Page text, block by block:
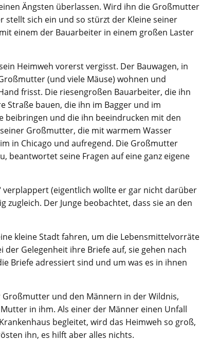
Ängsten überlassen. Wird ihn die Großmutter
sich ein und so stürzt der Kleine seiner
einem der Bauarbeiter in einem großen Laster
Heimweh vorerst vergisst. Der Bauwagen, in
(und viele Mäuse) wohnen und
frisst. Die riesengroßen Bauarbeiter, die ihn
Straße bauen, die ihn im Bagger und im
beibringen und die ihn beeindrucken mit den
Großmutter, die mit warmem Wasser
in Chicago und aufregend. Die Großmutter
beantwortet seine Fragen auf eine ganz eigene
verplappert (eigentlich wollte er gar nicht darüber
Der Junge beobachtet, dass sie an den
kleine Stadt fahren, um die Lebensmittelvorräte
Gelegenheit ihre Briefe auf, sie gehen nach
Briefe adressiert sind und um was es in ihnen
Großmutter und den Männern in der Wildnis,
in ihm. Als einer der Männer einen Unfall
begleitet, wird das Heimweh so groß,
ihn, es hilft aber alles nichts.